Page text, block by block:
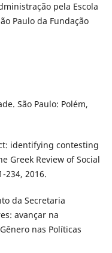
pela Escola
Paulo da Fundação
São Paulo: Polém,
identifying contesting
Greek Review of Social
234, 2016.
da Secretaria
avançar na
nas Políticas